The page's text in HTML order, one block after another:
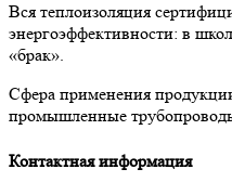
Вся теплоизоляция
энергоэффективности: в
«брак».
Сфера применения
промышленные
Контактная информация